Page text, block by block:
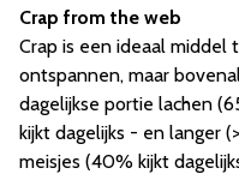
Crap from the web
Crap is een ideaal
ontspannen, maar
dagelijkse portie lachen
kijkt dagelijks - en langer
meisjes (40% kijkt